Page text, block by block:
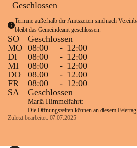
Geschlossen
Termine außerhalb der Amtszeiten sind nach
bleibt das Gemeindeamt geschlossen.
SO
Geschlossen
MO 08:00 - 12:00
DI
08:00 - 12:00
MI
08:00 - 12:00
DO
08:00 - 12:00
FR
08:00 - 12:00
SA
Geschlossen
Mariä Himmelfahrt:
Die Öffnungszeiten können an diesem
Zuletzt bearbeitet: 07.07.2025